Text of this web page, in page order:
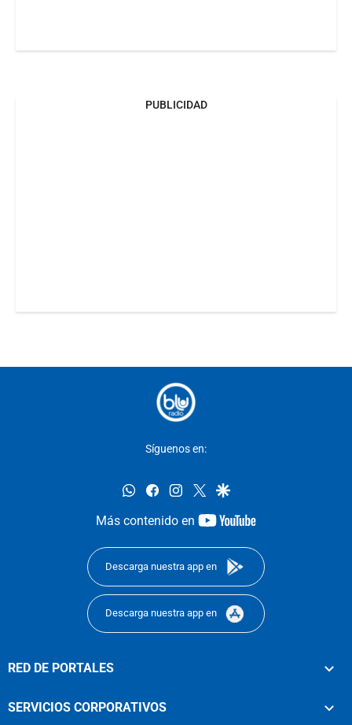
PUBLICIDAD
Síguenos en:
whatsappfacebookinstagram
twittergoogle
Más contenido en
youtube-
Descarga nuestra app en
Descarga nuestra app en
RED DE PORTALES
SERVICIOS CORPORATIVOS